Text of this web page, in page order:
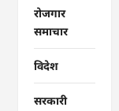
रोजगार
समाचार
विदेश
सरकारी